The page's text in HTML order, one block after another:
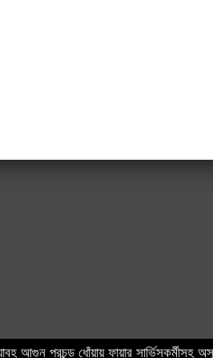
প্রচন্ড ধোঁয়ায় ফায়ার সার্ভিসকর্মীসহ অসুস্থ্য